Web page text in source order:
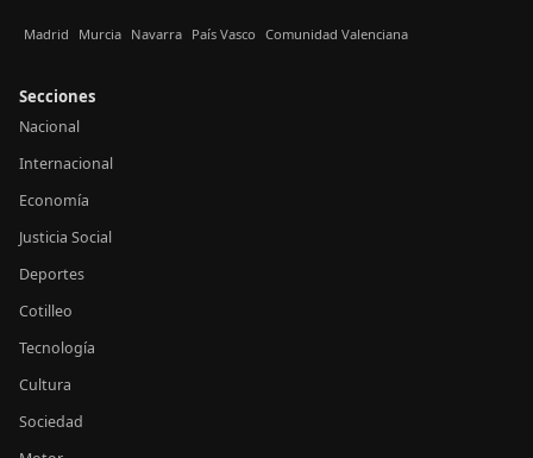
Madrid Murcia Navarra País Vasco Comunidad Valenciana
Secciones
Nacional
Internacional
Economía
Justicia Social
Deportes
Cotilleo
Tecnología
Cultura
Sociedad